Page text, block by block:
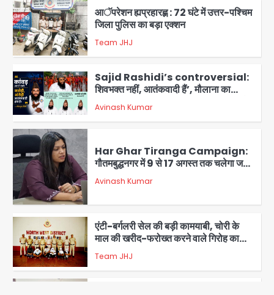
4
आॅपरेशन ह्यप्रहारह्ण : 72 घंटे में उत्तर-पश्चिम
जिला पुलिस का बड़ा एक्शन
Team JHJ
5
Sajid Rashidi’s controversial:
शिवभक्त नहीं, आतंकवादी हैं’, मौलाना का
कांवड़ियों पर विवादित बयान, BJP विधायक ने
कराई FIR, NSA की मांग
Avinash Kumar
1
Har Ghar Tiranga Campaign:
गौतमबुद्धनगर में 9 से 17 अगस्त तक चलेगा जन-
जागरूकता महाअभियान, डीएम ने की समीक्षा
बैठक
Avinash Kumar
2
एंटी-बर्गलरी सेल की बड़ी कामयाबी, चोरी के
माल की खरीद-फरोख्त करने वाले गिरोह का
भंडाफोड़
Team JHJ